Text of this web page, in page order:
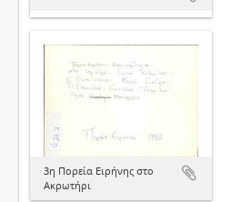
3η Πορεία Ειρήνης στο
Ακρωτήρι